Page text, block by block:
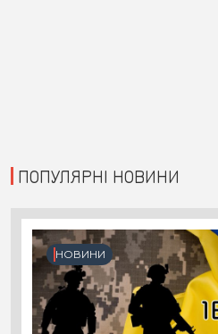
ПОПУЛЯРНІ НОВИНИ
НОВИНИ